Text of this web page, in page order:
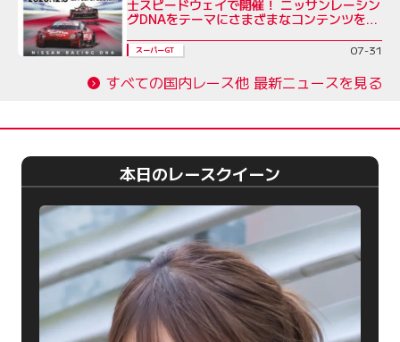
士スピードウェイで開催！ ニッサンレーシン
グDNAをテーマにさまざまなコンテンツを展
スーパーGT 07-31
すべての国内レース他 最新ニュースを見る
本日のレースクイーン